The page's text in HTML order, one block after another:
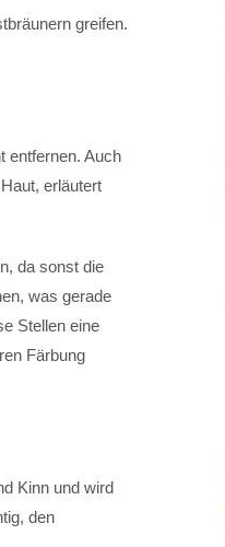
greifen.
entfernen. Auch
erläutert
da sonst die
was gerade
Stellen eine
Färbung
Kinn und wird
den